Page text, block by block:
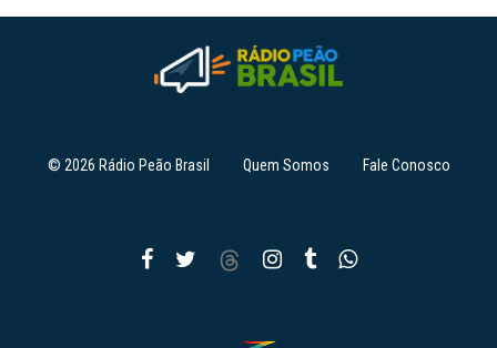
© 2026 Rádio Peão Brasil Quem Somos Fale Conosco